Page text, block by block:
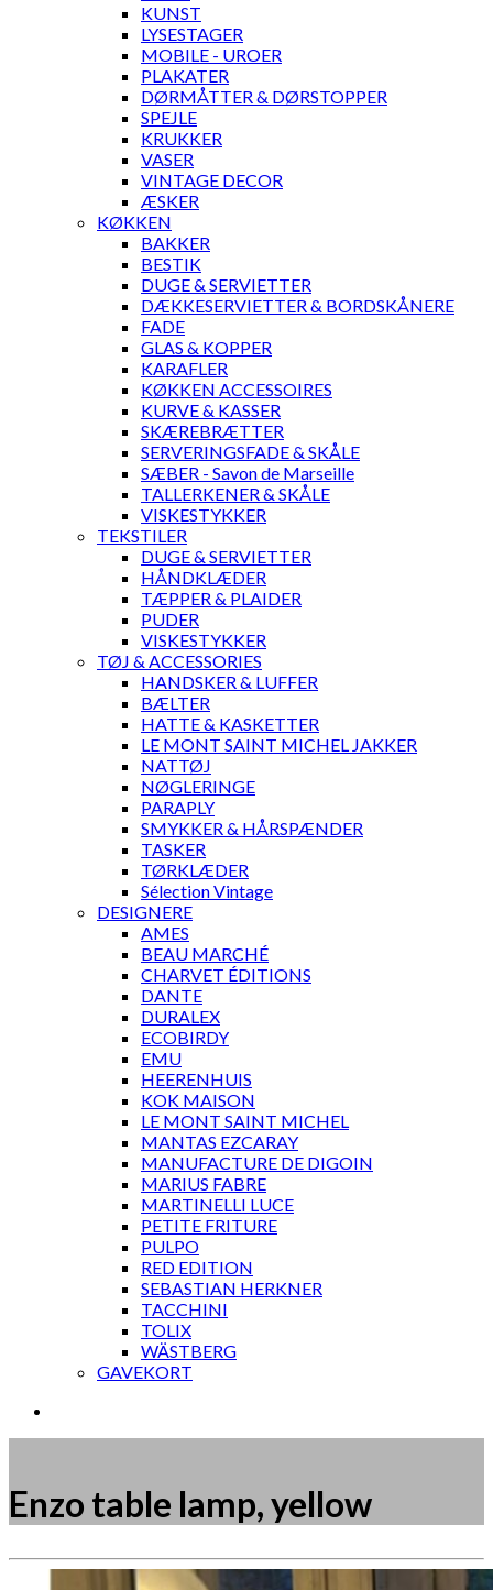
KUNST
LYSESTAGER
MOBILE - UROER
PLAKATER
DØRMÅTTER & DØRSTOPPER
SPEJLE
KRUKKER
VASER
VINTAGE DECOR
ÆSKER
KØKKEN
BAKKER
BESTIK
DUGE & SERVIETTER
DÆKKESERVIETTER & BORDSKÅNERE
FADE
GLAS & KOPPER
KARAFLER
KØKKEN ACCESSOIRES
KURVE & KASSER
SKÆREBRÆTTER
SERVERINGSFADE & SKÅLE
SÆBER - Savon de Marseille
TALLERKENER & SKÅLE
VISKESTYKKER
TEKSTILER
DUGE & SERVIETTER
HÅNDKLÆDER
TÆPPER & PLAIDER
PUDER
VISKESTYKKER
TØJ & ACCESSORIES
HANDSKER & LUFFER
BÆLTER
HATTE & KASKETTER
LE MONT SAINT MICHEL JAKKER
NATTØJ
NØGLERINGE
PARAPLY
SMYKKER & HÅRSPÆNDER
TASKER
TØRKLÆDER
Sélection Vintage
DESIGNERE
AMES
BEAU MARCHÉ
CHARVET ÉDITIONS
DANTE
DURALEX
ECOBIRDY
EMU
HEERENHUIS
KOK MAISON
LE MONT SAINT MICHEL
MANTAS EZCARAY
MANUFACTURE DE DIGOIN
MARIUS FABRE
MARTINELLI LUCE
PETITE FRITURE
PULPO
RED EDITION
SEBASTIAN HERKNER
TACCHINI
TOLIX
WÄSTBERG
GAVEKORT
Enzo table lamp, yellow
Måske kunne nogle af disse produkter have din